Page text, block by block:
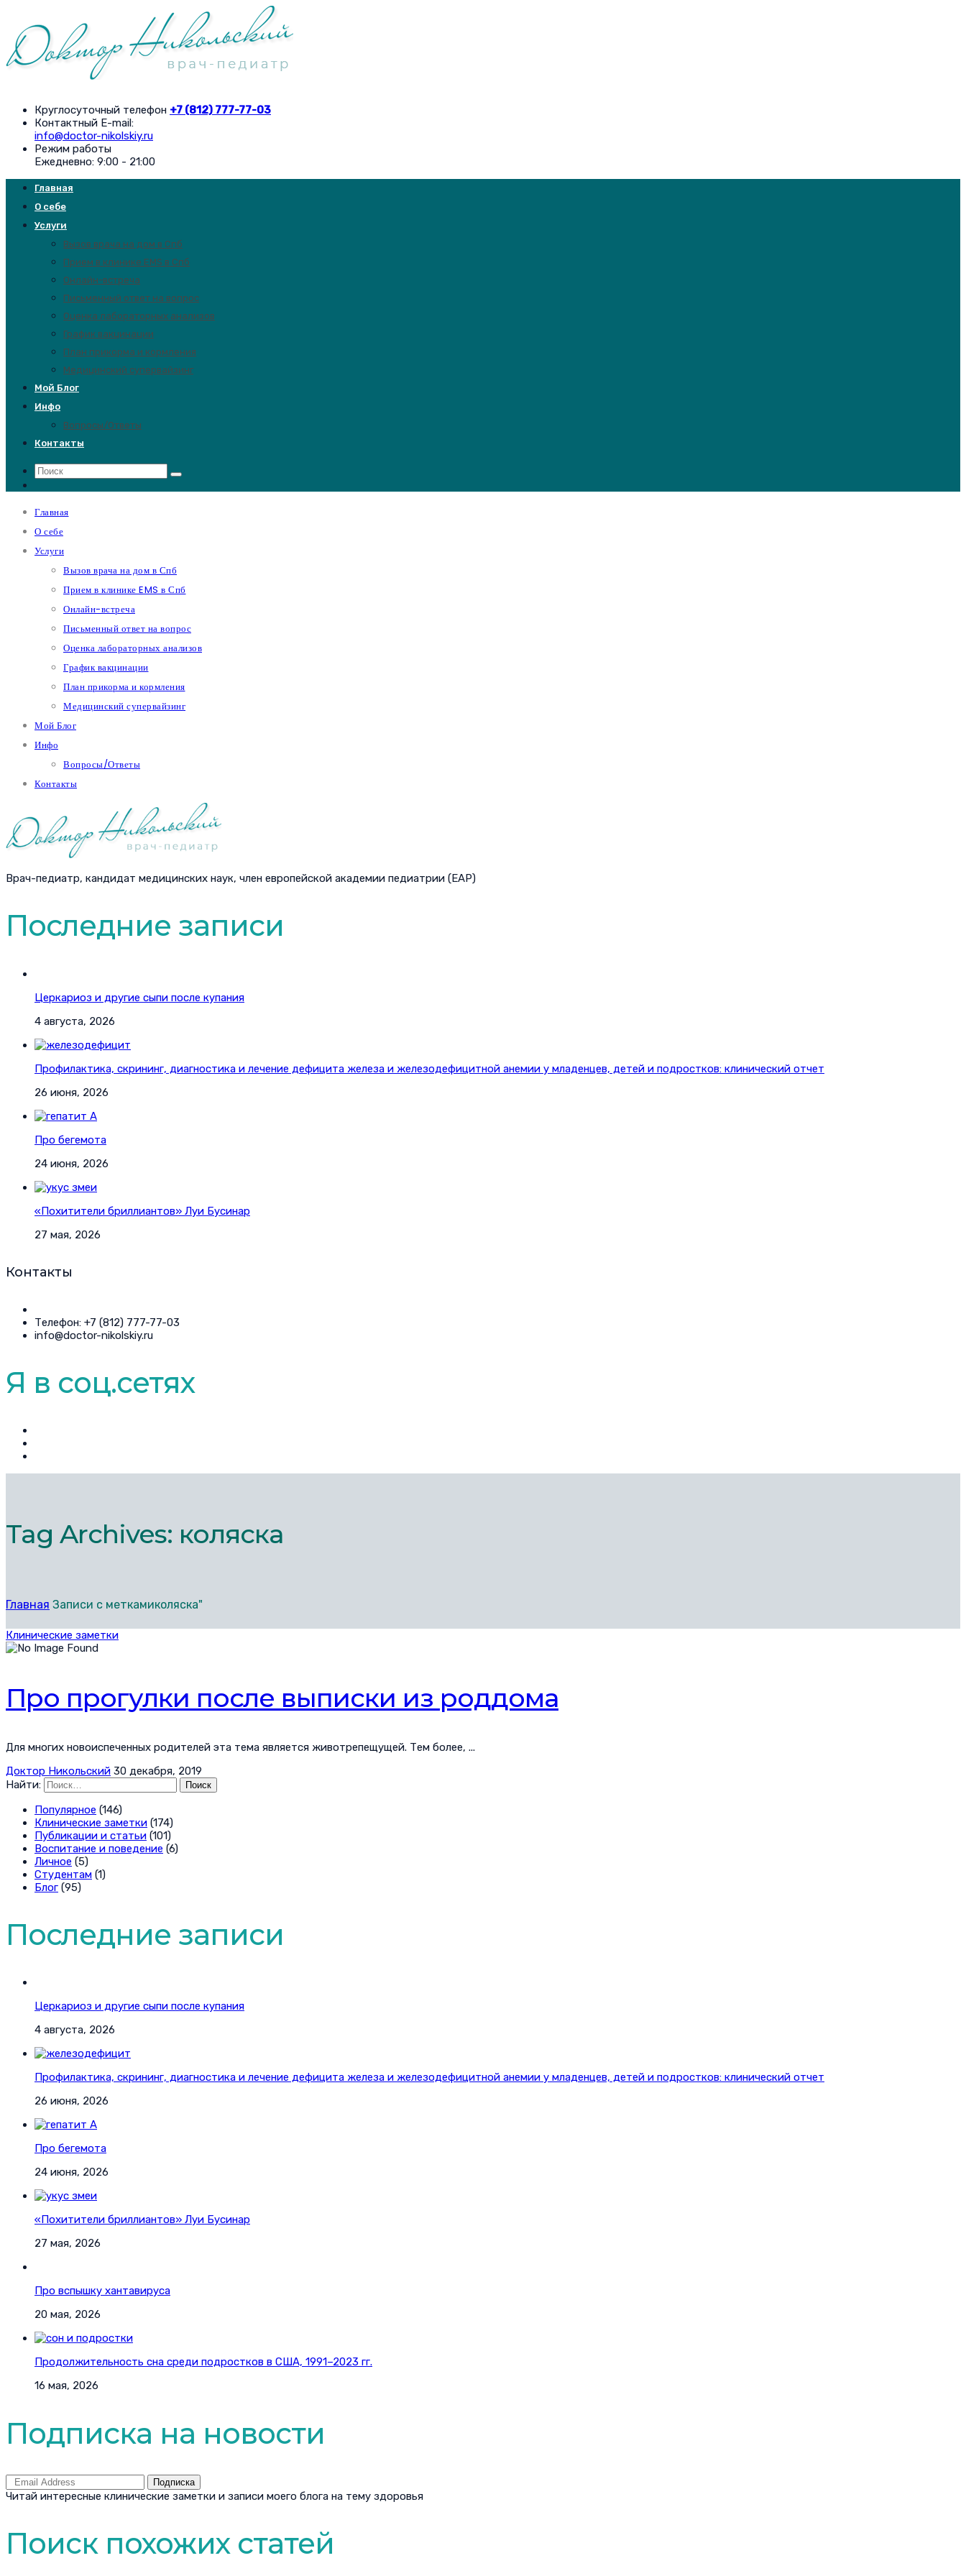
Круглосуточный телефон +7 (812) 777-77-03
Контактный E-mail:
info@doctor-nikolskiy.ru
Режим работы
Ежедневно: 9:00 - 21:00
Главная
О себе
Услуги
Вызов врача на дом в Спб
Прием в клинике EMS в Спб
Онлайн-встреча
Письменный ответ на вопрос
Оценка лабораторных анализов
График вакцинации
План прикорма и кормления
Медицинский супервайзинг
Мой Блог
Инфо
Вопросы/Ответы
Контакты
Главная
О себе
Услуги
Вызов врача на дом в Спб
Прием в клинике EMS в Спб
Онлайн-встреча
Письменный ответ на вопрос
Оценка лабораторных анализов
График вакцинации
План прикорма и кормления
Медицинский супервайзинг
Мой Блог
Инфо
Вопросы/Ответы
Контакты
Врач-педиатр, кандидат медицинских наук, член европейской академии педиатрии (EAP)
Последние записи
Церкариоз и другие сыпи после купания
4 августа, 2026
Профилактика, скрининг, диагностика и лечение дефицита железа и железодефицитной анемии у младенцев, детей и подростков: клинический отчет
26 июня, 2026
Про бегемота
24 июня, 2026
«Похитители бриллиантов» Луи Бусинар
27 мая, 2026
Контакты
Телефон: +7 (812) 777-77-03
info@doctor-nikolskiy.ru
Я в соц.сетях
Tag Archives: коляска
Главная Записи с меткамиколяска"
Клинические заметки
Про прогулки после выписки из роддома
Для многих новоиспеченных родителей эта тема является животрепещущей. Тем более, ...
Доктор Никольский 30 декабря, 2019
Найти:
Популярное (146)
Клинические заметки (174)
Публикации и статьи (101)
Воспитание и поведение (6)
Личное (5)
Студентам (1)
Блог (95)
Последние записи
Церкариоз и другие сыпи после купания
4 августа, 2026
Профилактика, скрининг, диагностика и лечение дефицита железа и железодефицитной анемии у младенцев, детей и подростков: клинический отчет
26 июня, 2026
Про бегемота
24 июня, 2026
«Похитители бриллиантов» Луи Бусинар
27 мая, 2026
Про вспышку хантавируса
20 мая, 2026
Продолжительность сна среди подростков в США, 1991–2023 гг.
16 мая, 2026
Подписка на новости
Подписка
Читай интересные клинические заметки и записи моего блога на тему здоровья
Поиск похожих статей